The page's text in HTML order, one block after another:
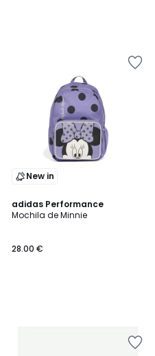
New in
adidas Performance
Mochila de Minnie
28.00 €